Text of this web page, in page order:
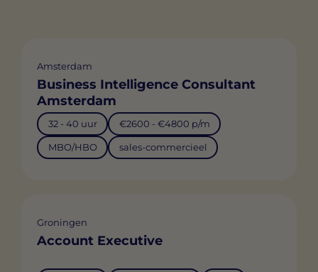
Amsterdam
Business Intelligence Consultant
Amsterdam
32 - 40 uur €2600 - €4800 p/m
MBO/HBO sales-commercieel
Groningen
Account Executive